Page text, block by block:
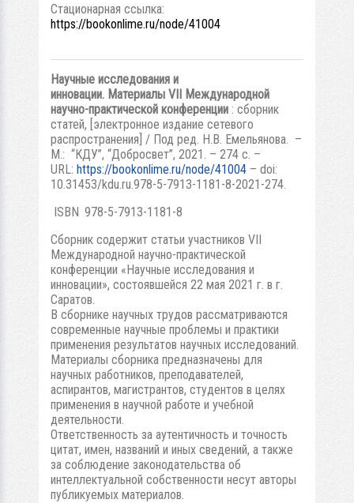
Стационарная ссылка:
https://bookonlime.ru/node/41004
Научные исследования и
инновации. Материалы VII Международной
научно-практической конференции : сборник
статей, [электронное издание сетевого
распространения] / Под ред. Н.В. Емельянова. –
М.: “КДУ”, “Добросвет”, 2021. – 274 с. –
URL: https://bookonlime.ru/node/41004 – doi:
10.31453/kdu.ru.978-5-7913-1181-8-2021-274.
ISBN 978-5-7913-1181-8
Сборник содержит статьи участников VII
Международной научно-практической
конференции «Научные исследования и
инновации», состоявшейся 22 мая 2021 г. в г.
Саратов.
В сборнике научных трудов рассматриваются
современные научные проблемы и практики
применения результатов научных исследований.
Материалы сборника предназначены для
научных работников, преподавателей,
аспирантов, магистрантов, студентов в целях
применения в научной работе и учебной
деятельности.
Ответственность за аутентичность и точность
цитат, имен, названий и иных сведений, а также
за соблюдение законодательства об
интеллектуальной собственности несут авторы
публикуемых материалов.